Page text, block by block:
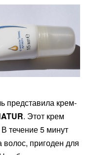
представила крем-
. Этот крем
течение 5 минут
пригоден для